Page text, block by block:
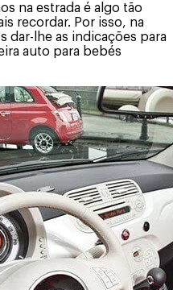
na estrada é algo tão
recordar. Por isso, na
dar-lhe as indicações para
auto para bebés